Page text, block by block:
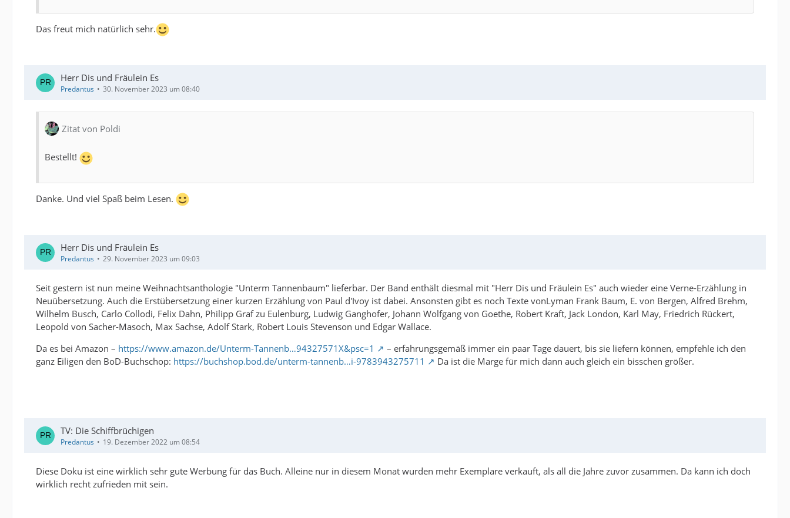
Das freut mich natürlich sehr.
Herr Dis und Fräulein Es
Predantus 30. November 2023 um 08:40
Zitat von Poldi
Bestellt!
Danke. Und viel Spaß beim Lesen.
Herr Dis und Fräulein Es
Predantus 29. November 2023 um 09:03
Seit gestern ist nun meine Weihnachtsanthologie "Unterm Tannenbaum" lieferbar. Der Band enthält diesmal mit "Herr Dis und Fräulein Es" auch wieder eine Verne-Erzählung in
Neuübersetzung. Auch die Erstübersetzung einer kurzen Erzählung von Paul d'Ivoy ist dabei. Ansonsten gibt es noch Texte vonLyman Frank Baum, E. von Bergen, Alfred Brehm,
Wilhelm Busch, Carlo Collodi, Felix Dahn, Philipp Graf zu Eulenburg, Ludwig Ganghofer, Johann Wolfgang von Goethe, Robert Kraft, Jack London, Karl May, Friedrich Rückert,
Leopold von Sacher-Masoch, Max Sachse, Adolf Stark, Robert Louis Stevenson und Edgar Wallace.
Da es bei Amazon – https://www.amazon.de/Unterm-Tannenb…94327571X&psc=1
– erfahrungsgemäß immer ein paar Tage dauert, bis sie liefern können, empfehle ich den
ganz Eiligen den BoD-Buchschop: https://buchshop.bod.de/unterm-tannenb…i-9783943275711 Da ist die Marge für mich dann auch gleich ein bisschen größer.
TV: Die Schiffbrüchigen
Predantus 19. Dezember 2022 um 08:54
Diese Doku ist eine wirklich sehr gute Werbung für das Buch. Alleine nur in diesem Monat wurden mehr Exemplare verkauft, als all die Jahre zuvor zusammen. Da kann ich doch
wirklich recht zufrieden mit sein.